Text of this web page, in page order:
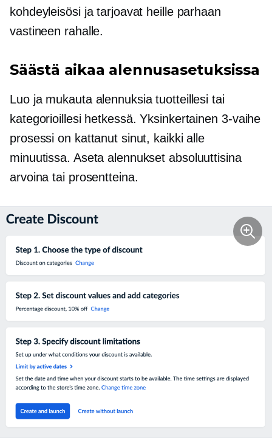
kohdeyleisösi ja tarjoavat heille parhaan
vastineen rahalle.
Säästä aikaa alennusasetuksissa
Luo ja mukauta alennuksia tuotteillesi tai
kategorioillesi hetkessä. Yksinkertainen 3-vaihe
prosessi on kattanut sinut, kaikki alle
minuutissa. Aseta alennukset absoluuttisina
arvoina tai prosentteina.